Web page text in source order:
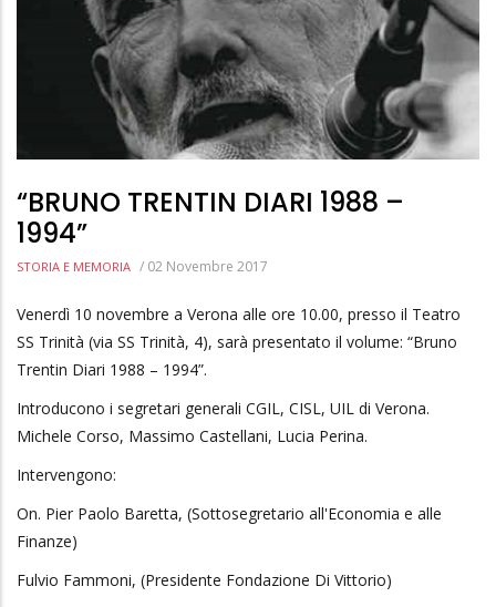
“BRUNO TRENTIN DIARI 1988 –
1994”
STORIA E MEMORIA / 02 Novembre 2017
Venerdì 10 novembre a Verona alle ore 10.00, presso il Teatro
SS Trinità (via SS Trinità, 4), sarà presentato il volume: “Bruno
Trentin Diari 1988 – 1994”.
Introducono i segretari generali CGIL, CISL, UIL di Verona.
Michele Corso, Massimo Castellani, Lucia Perina.
Intervengono:
On. Pier Paolo Baretta, (Sottosegretario all'Economia e alle
Finanze)
Fulvio Fammoni, (Presidente Fondazione Di Vittorio)